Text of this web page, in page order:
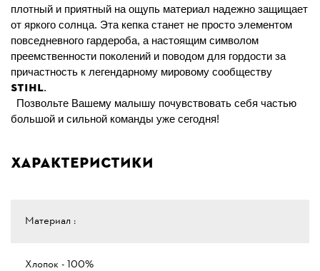
плотный и приятный на ощупь материал надежно защищает
от яркого солнца. Эта кепка станет не просто элементом
повседневного гардероба, а настоящим символом
преемственности поколений и поводом для гордости за
причастность к легендарному мировому сообществу
STIHL.
Позвольте Вашему малышу почувствовать себя частью
большой и сильной команды уже сегодня!
Характеристики
Материал :
Хлопок - 100%